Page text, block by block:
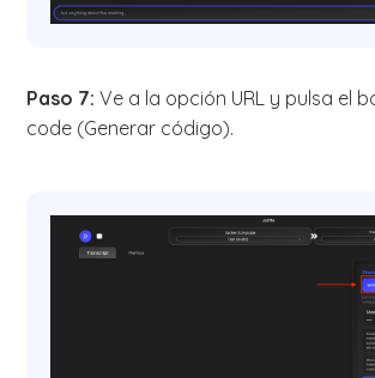
Paso 7:Ve a la opción URL y pulsa el
code (Generar código).